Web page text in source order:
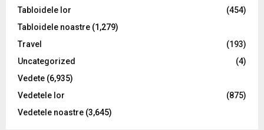
Tabloidele lor
(454)
Tabloidele noastre (1,279)
Travel
(193)
Uncategorized
(4)
Vedete (6,935)
Vedetele lor
(875)
Vedetele noastre (3,645)